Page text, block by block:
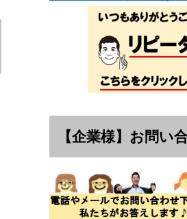
【企業様】お問い